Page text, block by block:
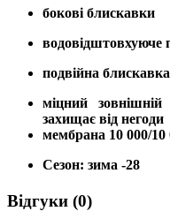
бокові блискавки
водовідштовхуюче
подвійна
міцний
захищає від негоди
мембрана 10 000/10
Сезон: зима -28
Відгуки (0)